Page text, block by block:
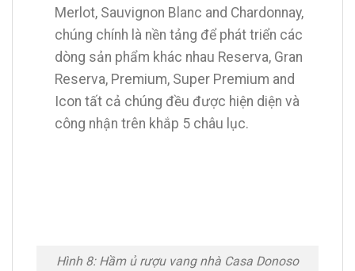
Merlot, Sauvignon Blanc and Chardonnay,
chúng chính là nền tảng để phát triển các
dòng sản phẩm khác nhau Reserva, Gran
Reserva, Premium, Super Premium and
Icon tất cả chúng đều được hiện diện và
công nhận trên khắp 5 châu lục.
Hình 8: Hầm ủ rượu vang nhà Casa Donoso